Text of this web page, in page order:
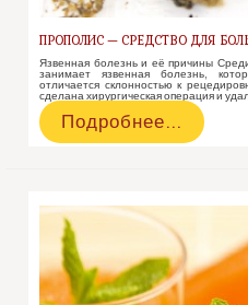
ПРОПОЛИС — СРЕДСТВО ДЛЯ
Язвенная болезнь и её причины
занимает язвенная болезнь,
отличается склонностью к
сделана хирургическая операция и
Прополис
—
желудка
Подробнее…